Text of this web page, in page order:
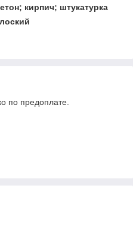
кирпич; штукатурка
по предоплате.